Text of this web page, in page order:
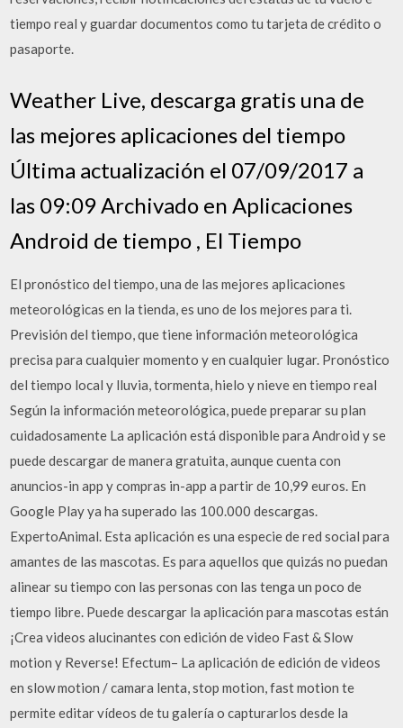
tiempo real y guardar documentos como tu tarjeta de crédito o
pasaporte.
Weather Live, descarga gratis una de
las mejores aplicaciones del tiempo
Última actualización el 07/09/2017 a
las 09:09 Archivado en Aplicaciones
Android de tiempo , El Tiempo
El pronóstico del tiempo, una de las mejores aplicaciones
meteorológicas en la tienda, es uno de los mejores para ti.
Previsión del tiempo, que tiene información meteorológica
precisa para cualquier momento y en cualquier lugar. Pronóstico
del tiempo local y lluvia, tormenta, hielo y nieve en tiempo real
Según la información meteorológica, puede preparar su plan
cuidadosamente La aplicación está disponible para Android y se
puede descargar de manera gratuita, aunque cuenta con
anuncios-in app y compras in-app a partir de 10,99 euros. En
Google Play ya ha superado las 100.000 descargas.
ExpertoAnimal. Esta aplicación es una especie de red social para
amantes de las mascotas. Es para aquellos que quizás no puedan
alinear su tiempo con las personas con las tenga un poco de
tiempo libre. Puede descargar la aplicación para mascotas están
¡Crea videos alucinantes con edición de video Fast & Slow
motion y Reverse! Efectum– La aplicación de edición de videos
en slow motion / camara lenta, stop motion, fast motion te
permite editar vídeos de tu galería o capturarlos desde la